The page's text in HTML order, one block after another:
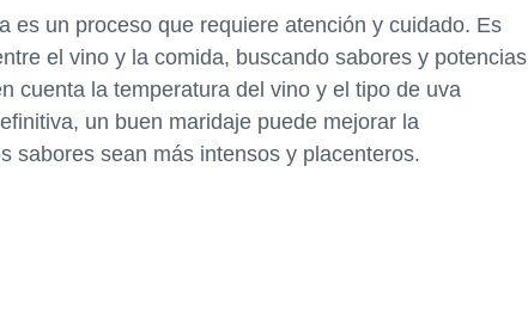
es un proceso que requiere atención y cuidado. Es
el vino y la comida, buscando sabores y potencias
cuenta la temperatura del vino y el tipo de uva
un buen maridaje puede mejorar la
sabores sean más intensos y placenteros.